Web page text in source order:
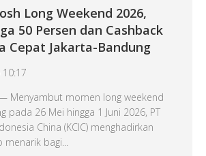
Long Weekend 2026,
50 Persen dan Cashback
Cepat Jakarta-Bandung
Menyambut momen long weekend
pada 26 Mei hingga 1 Juni 2026, PT
China (KCIC) menghadirkan
bagi...